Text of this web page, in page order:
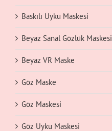
Baskılı Uyku Maskesi
Beyaz Sanal Gözlük Maskesi
Beyaz VR Maske
Göz Maske
Göz Maskesi
Göz Uyku Maskesi